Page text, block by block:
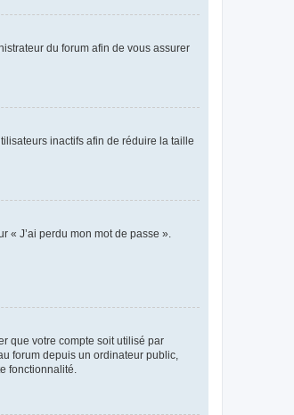
du forum afin de vous assurer
inactifs afin de réduire la taille
J’ai perdu mon mot de passe ».
que votre compte soit utilisé par
forum depuis un ordinateur public,
fonctionnalité.